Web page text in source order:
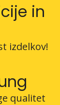
in
izdelkov!
qualitet